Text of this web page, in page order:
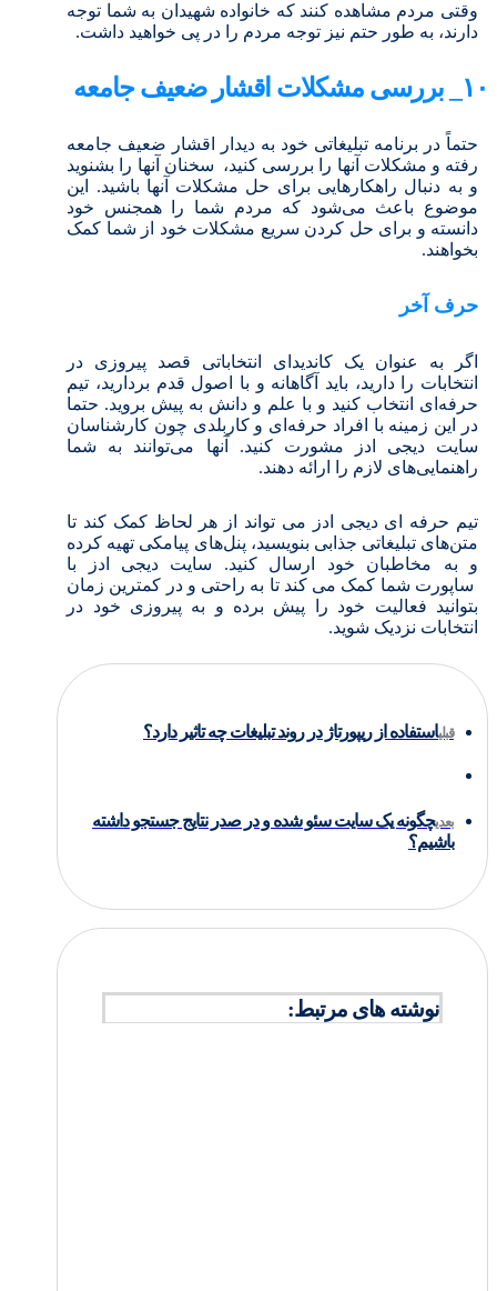
وقتی مردم مشاهده کنند که خانواده شهیدان به شما توجه
دارند، به طور حتم نیز توجه مردم را در پی خواهید داشت.
۱٠_ بررسی مشکلات اقشار ضعیف جامعه
حتماً در برنامه تبلیغاتی خود به دیدار اقشار ضعیف جامعه
رفته و مشکلات آنها را بررسی کنید، سخنان آنها را بشنوید
و به دنبال راهکارهایی برای حل مشکلات آنها باشید. این
موضوع باعث می‌شود که مردم شما را همجنس خود
دانسته و برای حل کردن سریع مشکلات خود از شما کمک
بخواهند.
حرف آخر
اگر به عنوان یک کاندیدای انتخاباتی قصد پیروزی در
انتخابات را دارید، باید آگاهانه و با اصول قدم بردارید، تیم
حرفه‌ای انتخاب کنید و با علم و دانش به پیش بروید. حتما
در این زمینه با افراد حرفه‌ای و کاربلدی چون کارشناسان
سایت دیجی ادز مشورت کنید. آنها می‌توانند به شما
راهنمایی‌های لازم را ارائه دهند.
تیم حرفه ای دیجی ادز می تواند از هر لحاظ کمک کند تا
متن‌های تبلیغاتی جذابی بنویسید، پنل‌های پیامکی تهیه کرده
و به مخاطبان خود ارسال کنید. سایت دیجی ادز با
ساپورت شما کمک می کند تا به راحتی و در کمترین زمان
بتوانید فعالیت خود را پیش برده و به پیروزی خود در
انتخابات نزدیک شوید.
قبلیاستفاده از ریپورتاژ در روند تبلیغات چه تاثیر دارد؟
بعدیچگونه یک سایت سئو شده و در صدر نتایج جستجو داشته
باشیم؟
نوشته های مرتبط: